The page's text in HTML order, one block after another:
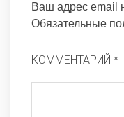
Ваш адрес email
Обязательные
КОММЕНТАРИЙ *